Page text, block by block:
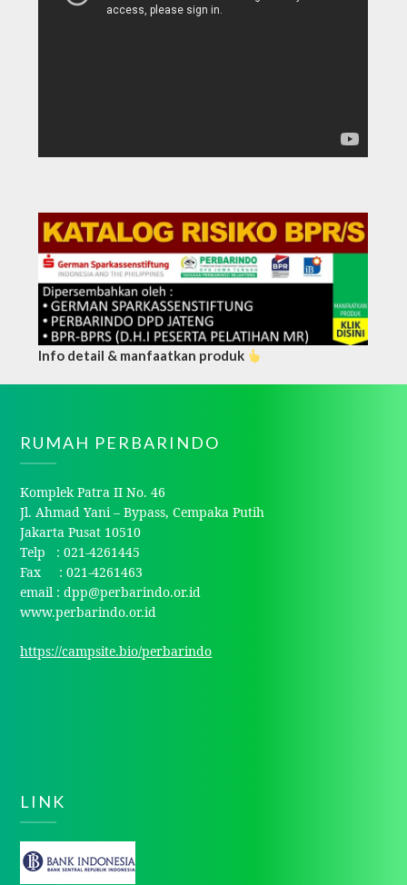
Info detail & manfaatkan produk
RUMAH PERBARINDO
Komplek Patra II No. 46
Jl. Ahmad Yani – Bypass, Cempaka Putih
Jakarta Pusat 10510
Telp : 021-4261445
Fax : 021-4261463
email : dpp@perbarindo.or.id
www.perbarindo.or.id
https://campsite.bio/perbarindo
LINK